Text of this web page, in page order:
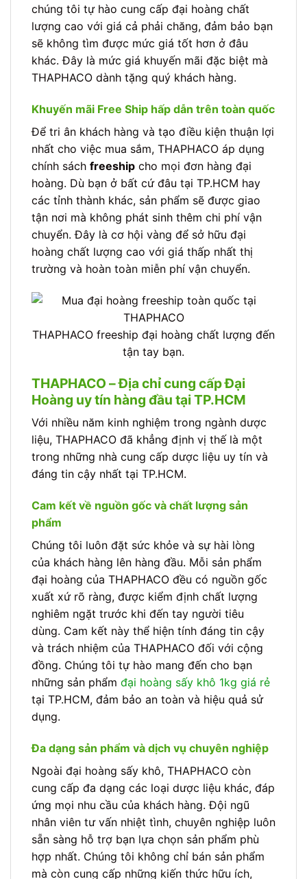
chúng tôi tự hào cung cấp đại hoàng chất
lượng cao với giá cả phải chăng, đảm bảo bạn
sẽ không tìm được mức giá tốt hơn ở đâu
khác. Đây là mức giá khuyến mãi đặc biệt mà
THAPHACO dành tặng quý khách hàng.
Khuyến mãi Free Ship hấp dẫn trên toàn quốc
Để tri ân khách hàng và tạo điều kiện thuận lợi
nhất cho việc mua sắm, THAPHACO áp dụng
chính sách freeship cho mọi đơn hàng đại
hoàng. Dù bạn ở bất cứ đâu tại TP.HCM hay
các tỉnh thành khác, sản phẩm sẽ được giao
tận nơi mà không phát sinh thêm chi phí vận
chuyển. Đây là cơ hội vàng để sở hữu đại
hoàng chất lượng cao với giá thấp nhất thị
trường và hoàn toàn miễn phí vận chuyển.
THAPHACO freeship đại hoàng chất lượng đến
tận tay bạn.
THAPHACO – Địa chỉ cung cấp Đại
Hoàng uy tín hàng đầu tại TP.HCM
Với nhiều năm kinh nghiệm trong ngành dược
liệu, THAPHACO đã khẳng định vị thế là một
trong những nhà cung cấp dược liệu uy tín và
đáng tin cậy nhất tại TP.HCM.
Cam kết về nguồn gốc và chất lượng sản
phẩm
Chúng tôi luôn đặt sức khỏe và sự hài lòng
của khách hàng lên hàng đầu. Mỗi sản phẩm
đại hoàng của THAPHACO đều có nguồn gốc
xuất xứ rõ ràng, được kiểm định chất lượng
nghiêm ngặt trước khi đến tay người tiêu
dùng. Cam kết này thể hiện tính đáng tin cậy
và trách nhiệm của THAPHACO đối với cộng
đồng. Chúng tôi tự hào mang đến cho bạn
những sản phẩm đại hoàng sấy khô 1kg giá rẻ
tại TP.HCM, đảm bảo an toàn và hiệu quả sử
dụng.
Đa dạng sản phẩm và dịch vụ chuyên nghiệp
Ngoài đại hoàng sấy khô, THAPHACO còn
cung cấp đa dạng các loại dược liệu khác, đáp
ứng mọi nhu cầu của khách hàng. Đội ngũ
nhân viên tư vấn nhiệt tình, chuyên nghiệp luôn
sẵn sàng hỗ trợ bạn lựa chọn sản phẩm phù
hợp nhất. Chúng tôi không chỉ bán sản phẩm
mà còn cung cấp những kiến thức hữu ích,